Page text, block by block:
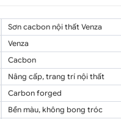
Sơn cacbon nội thất Venza
Venza
Cacbon
Nâng cấp, trang trí nội thất
Carbon forged
Bền màu, không bong tróc